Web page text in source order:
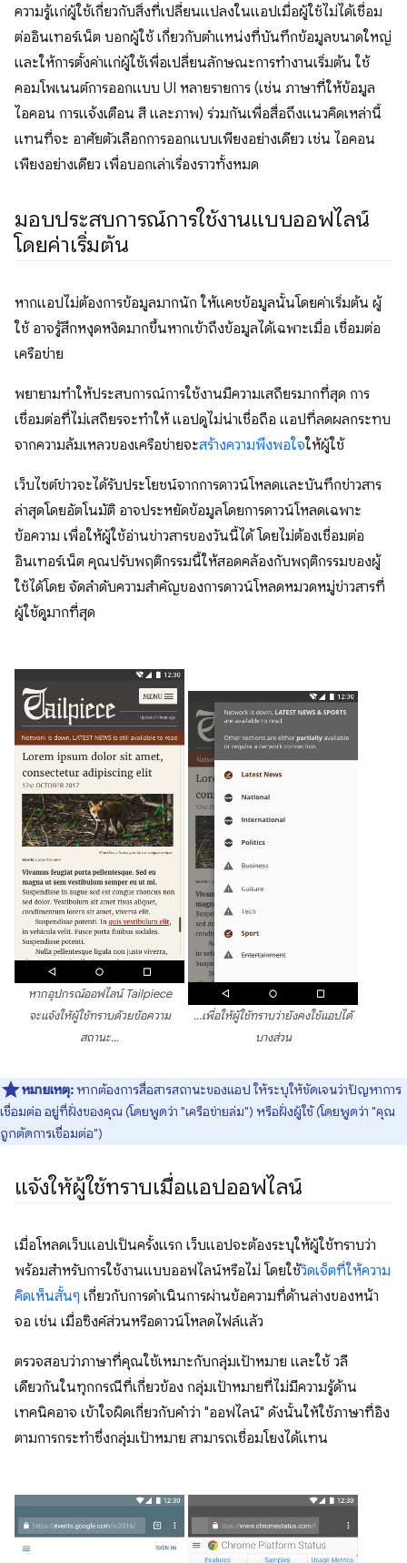
ความรู้แก่ผู้ใช้เกี่ยวกับสิ่งที่เปลี่ยนแปลงในแอปเมื่อผู้ใช้ไม่ได้เชื่อม
ต่ออินเทอร์เน็ต บอกผู้ใช้ เกี่ยวกับตำแหน่งที่บันทึกข้อมูลขนาดใหญ่
และให้การตั้งค่าแก่ผู้ใช้เพื่อเปลี่ยนลักษณะการทำงานเริ่มต้น ใช้
คอมโพเนนต์การออกแบบ UI หลายรายการ (เช่น ภาษาที่ให้ข้อมูล
ไอคอน การแจ้งเตือน สี และภาพ) ร่วมกันเพื่อสื่อถึงแนวคิดเหล่านี้
แทนที่จะ อาศัยตัวเลือกการออกแบบเพียงอย่างเดียว เช่น ไอคอน
เพียงอย่างเดียว เพื่อบอกเล่าเรื่องราวทั้งหมด
มอบประสบการณ์การใช้งานแบบออฟไลน์
โดยค่าเริ่มต้น
หากแอปไม่ต้องการข้อมูลมากนัก ให้แคชข้อมูลนั้นโดยค่าเริ่มต้น ผู้
ใช้ อาจรู้สึกหงุดหงิดมากขึ้นหากเข้าถึงข้อมูลได้เฉพาะเมื่อ เชื่อมต่อ
เครือข่าย
พยายามทำให้ประสบการณ์การใช้งานมีความเสถียรมากที่สุด การ
เชื่อมต่อที่ไม่เสถียรจะทำให้ แอปดูไม่น่าเชื่อถือ แอปที่ลดผลกระทบ
จากความล้มเหลวของเครือข่ายจะสร้างความพึงพอใจให้ผู้ใช้
เว็บไซต์ข่าวจะได้รับประโยชน์จากการดาวน์โหลดและบันทึกข่าวสาร
ล่าสุดโดยอัตโนมัติ อาจประหยัดข้อมูลโดยการดาวน์โหลดเฉพาะ
ข้อความ เพื่อให้ผู้ใช้อ่านข่าวสารของวันนี้ได้ โดยไม่ต้องเชื่อมต่อ
อินเทอร์เน็ต คุณปรับพฤติกรรมนี้ให้สอดคล้องกับพฤติกรรมของผู้
ใช้ได้โดย จัดลําดับความสําคัญของการดาวน์โหลดหมวดหมู่ข่าวสารที่
ผู้ใช้ดูมากที่สุด
หากอุปกรณ์ออฟไลน์ Tailpiece
จะแจ้งให้ผู้ใช้ทราบด้วยข้อความ
สถานะ…
…เพื่อให้ผู้ใช้ทราบว่ายังคงใช้แอปได้
บางส่วน
หมายเหตุ: หากต้องการสื่อสารสถานะของแอป ให้ระบุให้ชัดเจนว่าปัญหาการ
เชื่อมต่อ อยู่ที่ฝั่งของคุณ (โดยพูดว่า "เครือข่ายล่ม") หรือฝั่งผู้ใช้ (โดยพูดว่า "คุณ
ถูกตัดการเชื่อมต่อ")
แจ้งให้ผู้ใช้ทราบเมื่อแอปออฟไลน์
เมื่อโหลดเว็บแอปเป็นครั้งแรก เว็บแอปจะต้องระบุให้ผู้ใช้ทราบว่า
พร้อมสำหรับการใช้งานแบบออฟไลน์หรือไม่ โดยใช้วิดเจ็ตที่ให้ความ
คิดเห็นสั้นๆ เกี่ยวกับการดำเนินการผ่านข้อความที่ด้านล่างของหน้า
จอ เช่น เมื่อซิงค์ส่วนหรือดาวน์โหลดไฟล์แล้ว
ตรวจสอบว่าภาษาที่คุณใช้เหมาะกับกลุ่มเป้าหมาย และใช้ วลี
เดียวกันในทุกกรณีที่เกี่ยวข้อง กลุ่มเป้าหมายที่ไม่มีความรู้ด้าน
เทคนิคอาจ เข้าใจผิดเกี่ยวกับคำว่า "ออฟไลน์" ดังนั้นให้ใช้ภาษาที่อิง
ตามการกระทำซึ่งกลุ่มเป้าหมาย สามารถเชื่อมโยงได้แทน